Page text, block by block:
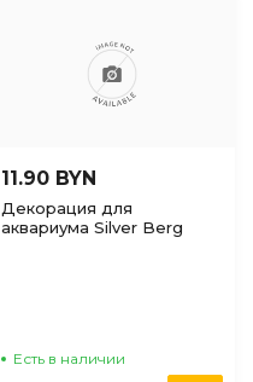
11.90 BYN
Декорация для
аквариума Silver Berg
Есть в наличии